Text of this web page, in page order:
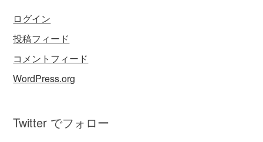
ログイン
投稿フィード
コメントフィード
WordPress.org
Twitter でフォロー